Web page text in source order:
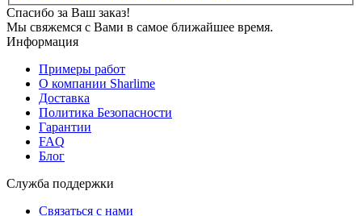
Спасибо за Ваш заказ!
Мы свяжемся с Вами в самое ближайшее время.
Информация
Примеры работ
О компании Sharlime
Доставка
Политика Безопасности
Гарантии
FAQ
Блог
Служба поддержки
Связаться с нами